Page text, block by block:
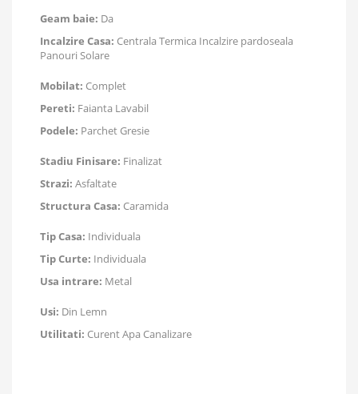
Geam baie: Da
Incalzire Casa: Centrala Termica Incalzire pardoseala
Panouri Solare
Mobilat: Complet
Pereti: Faianta Lavabil
Podele: Parchet Gresie
Stadiu Finisare: Finalizat
Strazi: Asfaltate
Structura Casa: Caramida
Tip Casa: Individuala
Tip Curte: Individuala
Usa intrare: Metal
Usi: Din Lemn
Utilitati: Curent Apa Canalizare